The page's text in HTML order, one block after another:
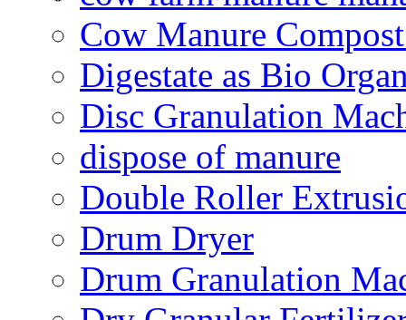
Cow Manure
Digestate as Bio
Disc Granulation
dispose of manure
Double Roller
Drum Dryer
Drum Granulation